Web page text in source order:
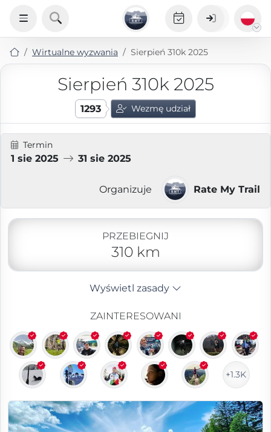
Wirtualne wyzwania Sierpień 310k 2025
Sierpień 310k 2025
1293 Wezmę udział
Termin
1 sie 2025 31 sie 2025
Organizuje Rate My Trail
PRZEBIEGNIJ
310 km
Wyświetl zasady
ZAINTERESOWANI
+1.3K